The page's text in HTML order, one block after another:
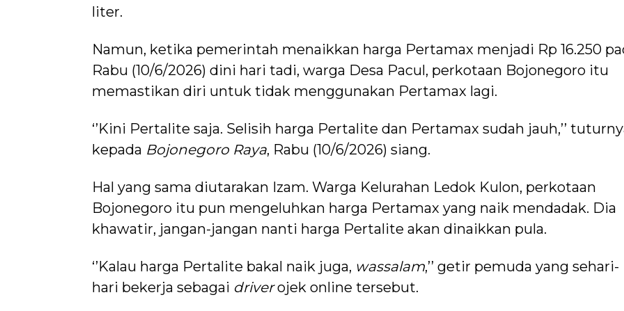
liter.
Namun, ketika pemerintah menaikkan harga Pertamax menjadi Rp 16.250
Rabu (10/6/2026) dini hari tadi, warga Desa Pacul, perkotaan Bojonegoro itu
memastikan diri untuk tidak menggunakan Pertamax lagi.
‘’Kini Pertalite saja. Selisih harga Pertalite dan Pertamax sudah jauh,’’
kepada Bojonegoro Raya, Rabu (10/6/2026) siang.
Hal yang sama diutarakan Izam. Warga Kelurahan Ledok Kulon, perkotaan
Bojonegoro itu pun mengeluhkan harga Pertamax yang naik mendadak. Dia
khawatir, jangan-jangan nanti harga Pertalite akan dinaikkan pula.
‘’Kalau harga Pertalite bakal naik juga, wassalam,’’ getir pemuda yang sehari-
hari bekerja sebagai driverojek online tersebut.